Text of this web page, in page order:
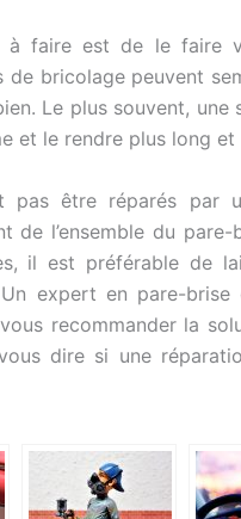
à faire est de le faire
bricolage peuvent
Le plus souvent, une
et le rendre plus long et
pas être réparés par
l’ensemble du pare-
il est préférable de
expert en pare-
recommander la
dire si une